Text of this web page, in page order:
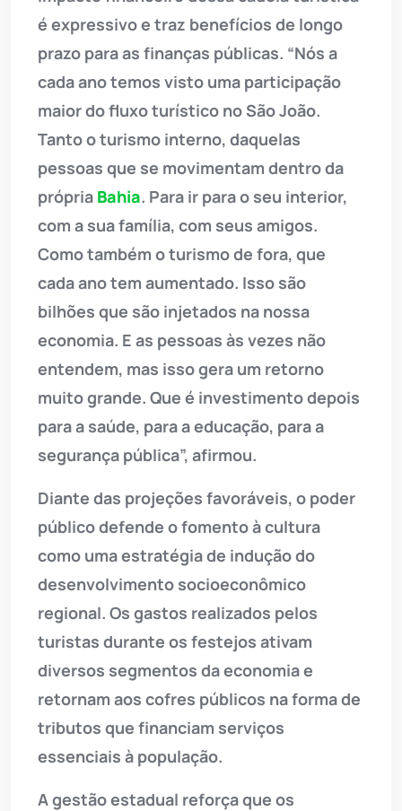
é expressivo e traz benefícios de longo
prazo para as finanças públicas. “Nós a
cada ano temos visto uma participação
maior do fluxo turístico no São João.
Tanto o turismo interno, daquelas
pessoas que se movimentam dentro da
própria Bahia. Para ir para o seu interior,
com a sua família, com seus amigos.
Como também o turismo de fora, que
cada ano tem aumentado. Isso são
bilhões que são injetados na nossa
economia. E as pessoas às vezes não
entendem, mas isso gera um retorno
muito grande. Que é investimento depois
para a saúde, para a educação, para a
segurança pública”, afirmou.
Diante das projeções favoráveis, o poder
público defende o fomento à cultura
como uma estratégia de indução do
desenvolvimento socioeconômico
regional. Os gastos realizados pelos
turistas durante os festejos ativam
diversos segmentos da economia e
retornam aos cofres públicos na forma de
tributos que financiam serviços
essenciais à população.
A gestão estadual reforça que os